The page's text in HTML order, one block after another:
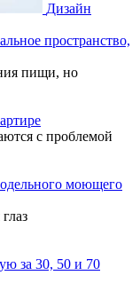
Дизайн
пространство,
пищи, но
с проблемой
моющего
за 30, 50 и 70